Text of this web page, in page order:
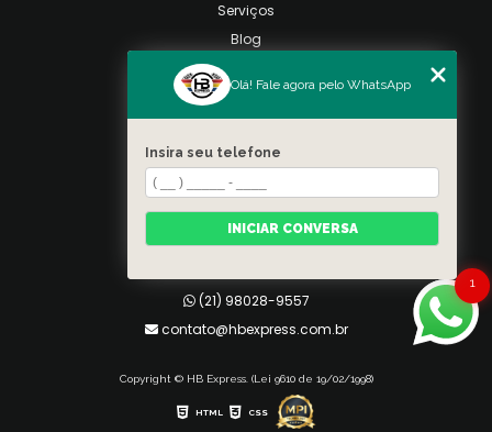
Serviços
Blog
Categorias
Mapa do site
Contato
Taquara, Rio de Janeiro
(21) 98028-9557
(21) 98028-9557
contato@hbexpress.com.br
Copyright © HB Express. (Lei 9610 de 19/02/1998)
HTML CSS
1
Olá! Fale agora pelo WhatsApp
Insira seu telefone
INICIAR CONVERSA